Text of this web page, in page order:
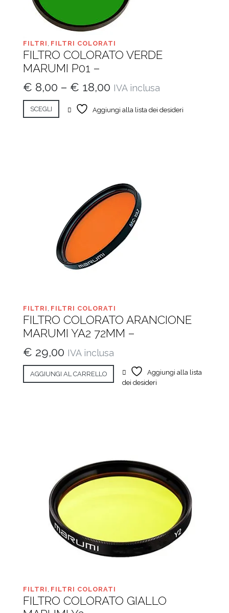
FILTRI FILTRI COLORATI
FILTRO COLORATO VERDE
MARUMI P01 –
€ 8,00 – € 18,00 IVA inclusa
SCEGLI Aggiungi alla lista dei desideri
FILTRI FILTRI COLORATI
FILTRO COLORATO ARANCIONE
MARUMI YA2 72MM –
€ 29,00 IVA inclusa
AGGIUNGI AL CARRELLO
Aggiungi alla lista
dei desideri
FILTRI FILTRI COLORATI
FILTRO COLORATO GIALLO